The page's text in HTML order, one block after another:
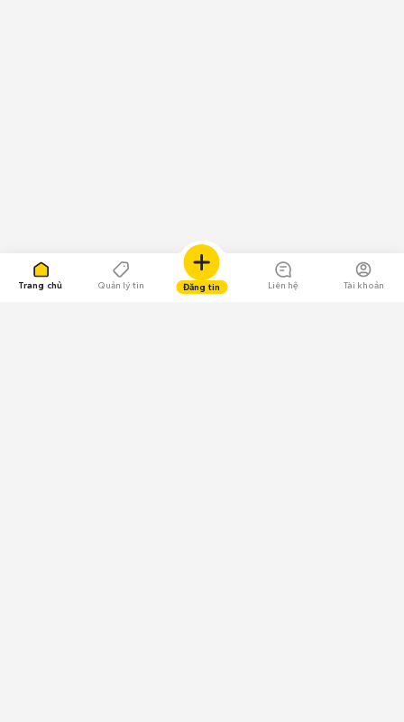
Trang chủ Quản lý tin Đăng tin Liên hệ Tài khoản